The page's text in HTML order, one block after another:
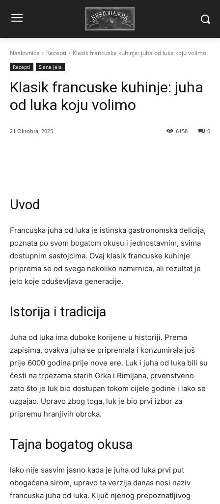
Naslovnica Recepti Klasik francuske kuhinje: juha od luka koju volimo
Recepti Slana jela
Klasik francuske kuhinje: juha
od luka koju volimo
21 Oktobra, 2025 0
6158
Uvod
Francuska juha od luka je istinska gastronomska delicija,
poznata po svom bogatom okusu i jednostavnim, svima
dostupnim sastojcima. Ovaj klasik francuske kuhinje
priprema se od svega nekoliko namirnica, ali rezultat je
jelo koje oduševljava generacije.
Istorija i tradicija
Juha od luka ima duboke korijene u historiji. Prema
zapisima, ovakva juha se pripremala i konzumirala još
prije 6000 godina prije nove ere. Luk i juha od luka bili su
česti na trpezama starih Grka i Rimljana, prvenstveno
zato što je luk bio dostupan tokom cijele godine i lako se
uzgajao. Upravo zbog toga, luk je bio prvi izbor za
pripremu hranjivih obroka.
Tajna bogatog okusa
Iako nije sasvim jasno kada je juha od luka prvi put
obogaćena sirom, upravo ta verzija danas nosi naziv
francuska juha od luka. Ključ njenog prepoznatljivog